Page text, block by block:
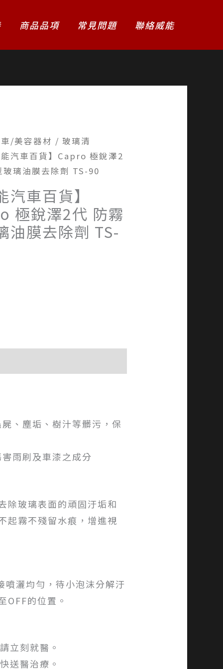
商品品項 常見問題 聯絡威能
/美容器材 / 玻璃清
汽車百貨】Capro 極銳澤2
玻璃油膜去除劑 TS-90
汽車百貨】
極銳澤2代 防霧
油膜去除劑 TS-
、塵垢、樹汁等髒污，保
雨刷及車漆之成分
玻璃表面的頑固汙垢和
起霧不殘留水痕，增進視
灑均勻，待小泡沫分解汙
OFF的位置。
立刻就醫。
送醫治療。